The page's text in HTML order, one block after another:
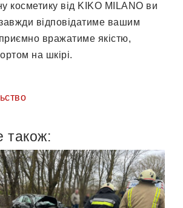
косметику від KIKO MILANO ви
відповідатиме вашим
вражатиме якістю,
на шкірі.
також: